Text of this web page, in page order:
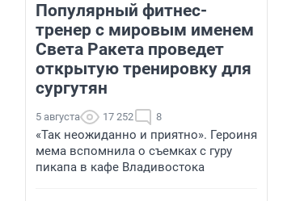
Популярный фитнес-
тренер с мировым именем
Света Ракета проведет
открытую тренировку для
сургутян
5 августа 17 252 8
«Так неожиданно и приятно». Героиня
мема вспомнила о съемках с гуру
пикапа в кафе Владивостока